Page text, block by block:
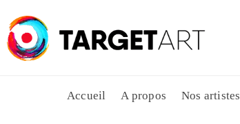
Accueil A propos Nos artistes